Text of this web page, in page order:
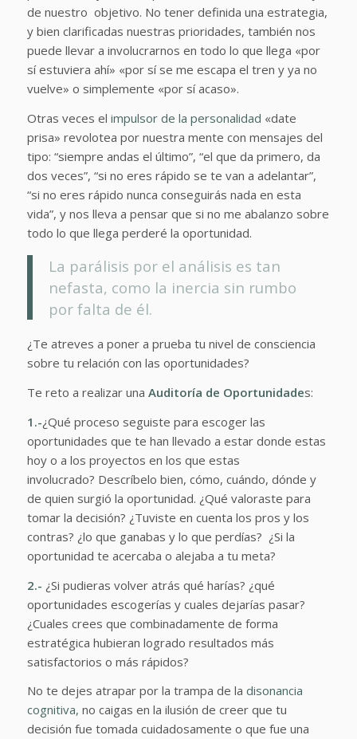
de nuestro objetivo. No tener definida una estrategia,
y bien clarificadas nuestras prioridades, también nos
puede llevar a involucrarnos en todo lo que llega «por
sí estuviera ahí» «por sí se me escapa el tren y ya no
vuelve» o simplemente «por sí acaso».
Otras veces el impulsor de la personalidad «date
prisa» revolotea por nuestra mente con mensajes del
tipo: “siempre andas el último”, “el que da primero, da
dos veces”, “si no eres rápido se te van a adelantar”,
“si no eres rápido nunca conseguirás nada en esta
vida”, y nos lleva a pensar que si no me abalanzo sobre
todo lo que llega perderé la oportunidad.
La parálisis por el análisis es tan
nefasta, como la inercia sin rumbo
por falta de él.
¿Te atreves a poner a prueba tu nivel de consciencia
sobre tu relación con las oportunidades?
Te reto a realizar una Auditoría de Oportunidades:
1.-¿Qué proceso seguiste para escoger las
oportunidades que te han llevado a estar donde estas
hoy o a los proyectos en los que estas
involucrado? Descríbelo bien, cómo, cuándo, dónde y
de quien surgió la oportunidad. ¿Qué valoraste para
tomar la decisión? ¿Tuviste en cuenta los pros y los
contras? ¿lo que ganabas y lo que perdías? ¿Si la
oportunidad te acercaba o alejaba a tu meta?
2.- ¿Si pudieras volver atrás qué harías? ¿qué
oportunidades escogerías y cuales dejarías pasar?
¿Cuales crees que combinadamente de forma
estratégica hubieran logrado resultados más
satisfactorios o más rápidos?
No te dejes atrapar por la trampa de la disonancia
cognitiva, no caigas en la ilusión de creer que tu
decisión fue tomada cuidadosamente o que fue una